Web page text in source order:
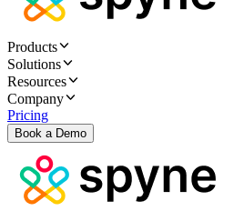
Products
Solutions
Resources
Company
Pricing
Book a Demo